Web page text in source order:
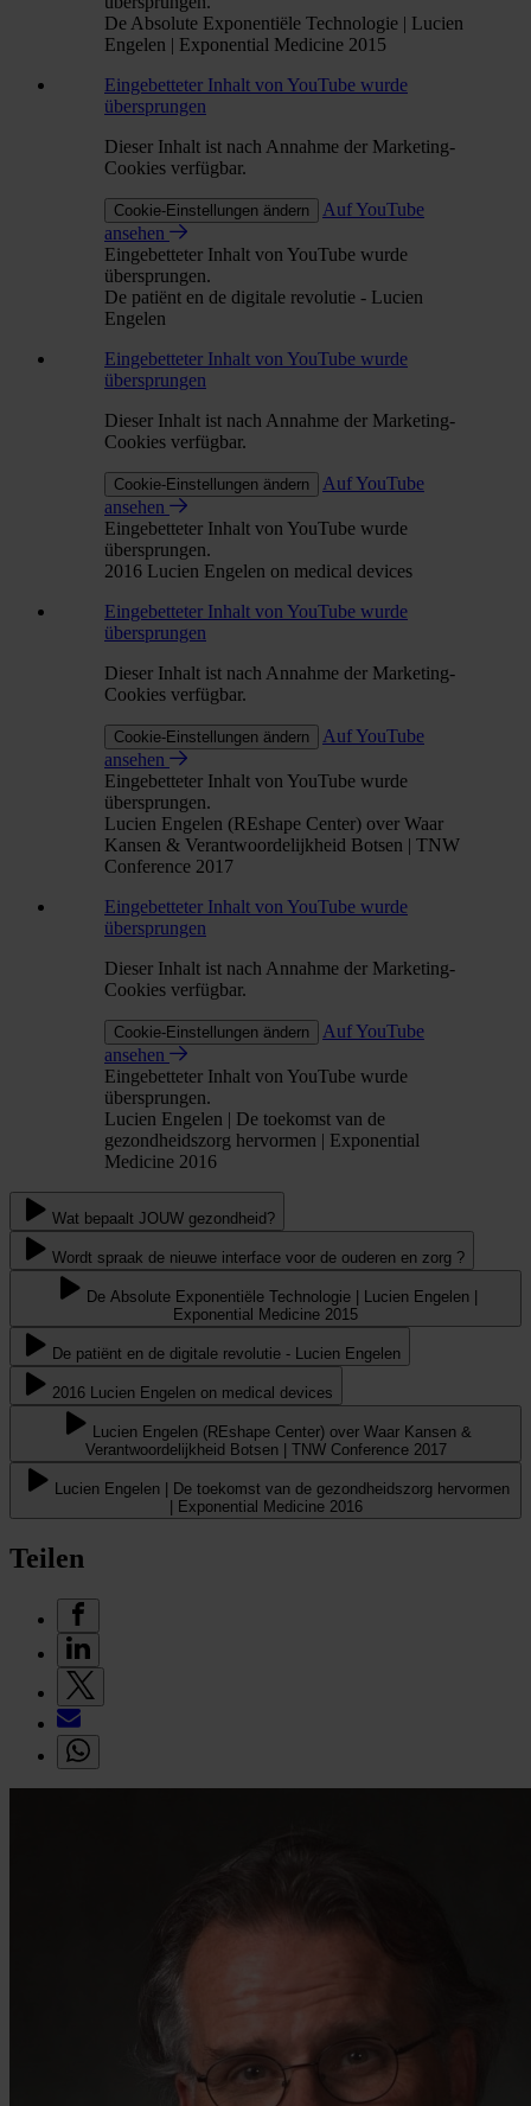
De Absolute Exponentiële Technologie | Lucien
Engelen | Exponential Medicine 2015
Eingebetteter Inhalt von YouTube wurde
übersprungen
Dieser Inhalt ist nach Annahme der Marketing-
Cookies verfügbar.
Cookie-Einstellungen ändern
Auf YouTube
ansehen
Eingebetteter Inhalt von YouTube wurde
übersprungen.
De patiënt en de digitale revolutie - Lucien
Engelen
Eingebetteter Inhalt von YouTube wurde
übersprungen
Dieser Inhalt ist nach Annahme der Marketing-
Cookies verfügbar.
Cookie-Einstellungen ändern
Auf YouTube
ansehen
Eingebetteter Inhalt von YouTube wurde
übersprungen.
2016 Lucien Engelen on medical devices
Eingebetteter Inhalt von YouTube wurde
übersprungen
Dieser Inhalt ist nach Annahme der Marketing-
Cookies verfügbar.
Cookie-Einstellungen ändern
Auf YouTube
ansehen
Eingebetteter Inhalt von YouTube wurde
übersprungen.
Lucien Engelen (REshape Center) over Waar
Kansen & Verantwoordelijkheid Botsen | TNW
Conference 2017
Eingebetteter Inhalt von YouTube wurde
übersprungen
Dieser Inhalt ist nach Annahme der Marketing-
Cookies verfügbar.
Cookie-Einstellungen ändern
Auf YouTube
ansehen
Eingebetteter Inhalt von YouTube wurde
übersprungen.
Lucien Engelen | De toekomst van de
gezondheidszorg hervormen | Exponential
Medicine 2016
Wat bepaalt JOUW gezondheid?
Wordt spraak de nieuwe interface voor de ouderen en zorg ?
De Absolute Exponentiële Technologie | Lucien Engelen |
Exponential Medicine 2015
De patiënt en de digitale revolutie - Lucien Engelen
2016 Lucien Engelen on medical devices
Lucien Engelen (REshape Center) over Waar Kansen &
Verantwoordelijkheid Botsen | TNW Conference 2017
Lucien Engelen | De toekomst van de gezondheidszorg hervormen
| Exponential Medicine 2016
Teilen